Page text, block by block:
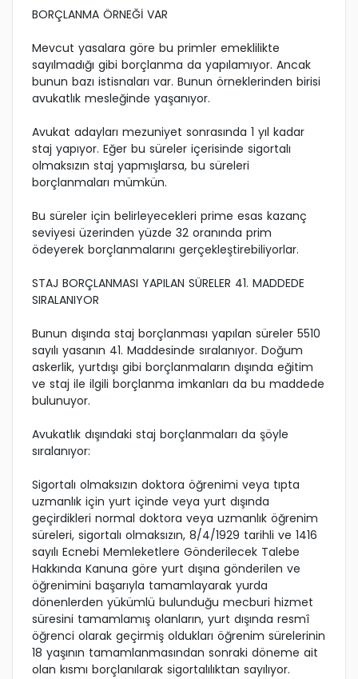
BORÇLANMA ÖRNEĞİ VAR
Mevcut yasalara göre bu primler emeklilikte
sayılmadığı gibi borçlanma da yapılamıyor. Ancak
bunun bazı istisnaları var. Bunun örneklerinden birisi
avukatlık mesleğinde yaşanıyor.
Avukat adayları mezuniyet sonrasında 1 yıl kadar
staj yapıyor. Eğer bu süreler içerisinde sigortalı
olmaksızın staj yapmışlarsa, bu süreleri
borçlanmaları mümkün.
Bu süreler için belirleyecekleri prime esas kazanç
seviyesi üzerinden yüzde 32 oranında prim
ödeyerek borçlanmalarını gerçekleştirebiliyorlar.
STAJ BORÇLANMASI YAPILAN SÜRELER 41. MADDEDE
SIRALANIYOR
Bunun dışında staj borçlanması yapılan süreler 5510
sayılı yasanın 41. Maddesinde sıralanıyor. Doğum
askerlik, yurtdışı gibi borçlanmaların dışında eğitim
ve staj ile ilgili borçlanma imkanları da bu maddede
bulunuyor.
Avukatlık dışındaki staj borçlanmaları da şöyle
sıralanıyor:
Sigortalı olmaksızın doktora öğrenimi veya tıpta
uzmanlık için yurt içinde veya yurt dışında
geçirdikleri normal doktora veya uzmanlık öğrenim
süreleri, sigortalı olmaksızın, 8/4/1929 tarihli ve 1416
sayılı Ecnebi Memleketlere Gönderilecek Talebe
Hakkında Kanuna göre yurt dışına gönderilen ve
öğrenimini başarıyla tamamlayarak yurda
dönenlerden yükümlü bulunduğu mecburi hizmet
süresini tamamlamış olanların, yurt dışında resmî
öğrenci olarak geçirmiş oldukları öğrenim sürelerinin
18 yaşının tamamlanmasından sonraki döneme ait
olan kısmı borçlanılarak sigortalılıktan sayılıyor.